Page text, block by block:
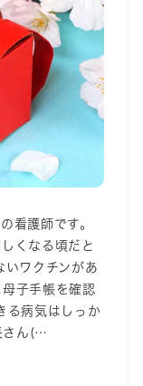
看護師です。
くなる頃だと
いワクチンがあ
子手帳を確認
る病気はしっか
さん(…